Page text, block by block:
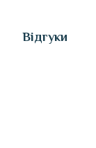
Відгуки